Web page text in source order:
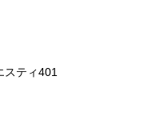
スティ401